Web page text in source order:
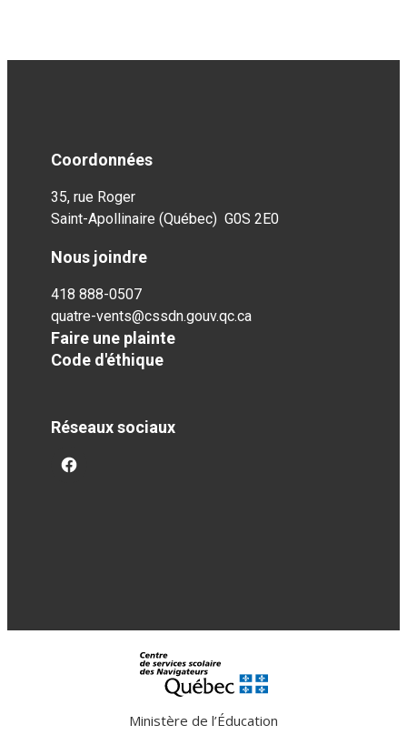
Coordonnées
35, rue Roger
Saint-Apollinaire (Québec) G0S 2E0
Nous joindre
418 888-0507
quatre-vents@cssdn.gouv.qc.ca
Faire une plainte
Code d'éthique
Réseaux sociaux
facebook
Ministère de l’Éducation